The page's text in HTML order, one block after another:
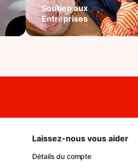
Soutien aux
Entreprises
Laissez-nous vous aider
Détails du compte